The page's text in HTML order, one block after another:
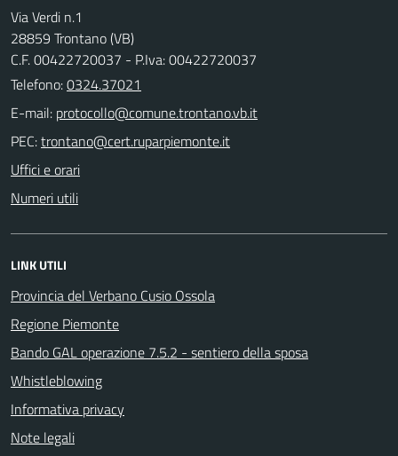
Via Verdi n.1
28859 Trontano (VB)
C.F. 00422720037 - P.Iva: 00422720037
Telefono:0324.37021
E-mail:
PEC:
Uffici e orari
Numeri utili
LINK UTILI
Provincia del Verbano Cusio Ossola
Regione Piemonte
Bando GAL operazione 7.5.2 - sentiero della sposa
Whistleblowing
Informativa privacy
Note legali